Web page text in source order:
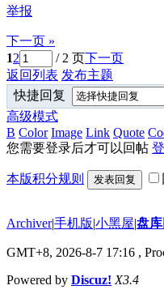
举报
下一页 »
12 / 2 页下一页
返回列表 发布主题
快捷回复
高级模式
B Color Image Link Quote
您需要登录后才可以回帖
本版积分规则 发表回复
Archiver|手机版|小黑屋|盘库
GMT+8, 2026-8-7 17:16 ,
Powered by Discuz! X3.4